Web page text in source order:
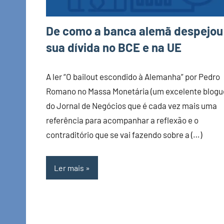
De como a banca alemã
sua dívida no BCE e na UE
A ler “O bailout escondido à Alemanha” por Pedro
Romano no Massa Monetária (um excelente
do Jornal de Negócios que é cada vez mais uma
referência para acompanhar a reflexão e o
contraditório que se vai fazendo sobre a (…)
Ler mais